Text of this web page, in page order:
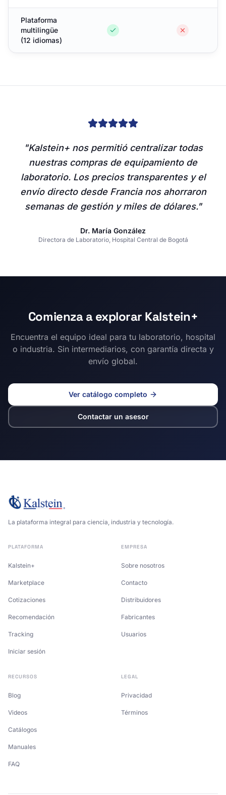
Plataforma
multilingüe
(12 idiomas)
"Kalstein+ nos permitió centralizar todas
nuestras compras de equipamiento de
laboratorio. Los precios transparentes y el
envío directo desde Francia nos ahorraron
semanas de gestión y miles de dólares."
Dr. María González
Directora de Laboratorio, Hospital Central de Bogotá
Comienza a explorar Kalstein+
Encuentra el equipo ideal para tu laboratorio, hospital
o industria. Sin intermediarios, con garantía directa y
envío global.
Ver catálogo completo
Contactar un asesor
La plataforma integral para ciencia, industria y tecnología.
PLATAFORMA
Kalstein+
Marketplace
Cotizaciones
Recomendación
Tracking
Iniciar sesión
EMPRESA
Sobre nosotros
Contacto
Distribuidores
Fabricantes
Usuarios
RECURSOS
Blog
Videos
Catálogos
Manuales
FAQ
LEGAL
Privacidad
Términos